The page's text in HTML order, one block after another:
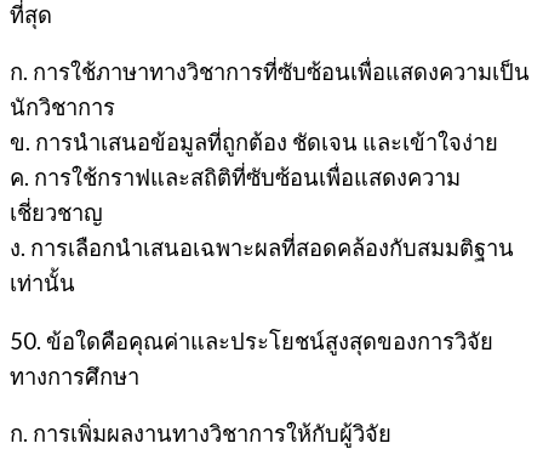
ที่สุด
ก. การใช้ภาษาทางวิชาการที่ซับซ้อนเพื่อแสดงความเป็น
นักวิชาการ
ข. การนำเสนอข้อมูลที่ถูกต้อง ชัดเจน และเข้าใจง่าย
ค. การใช้กราฟและสถิติที่ซับซ้อนเพื่อแสดงความ
เชี่ยวชาญ
ง. การเลือกนำเสนอเฉพาะผลที่สอดคล้องกับสมมติฐาน
เท่านั้น
50. ข้อใดคือคุณค่าและประโยชน์สูงสุดของการวิจัย
ทางการศึกษา
ก. การเพิ่มผลงานทางวิชาการให้กับผู้วิจัย